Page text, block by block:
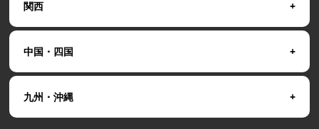
関西
中国・四国
九州・沖縄